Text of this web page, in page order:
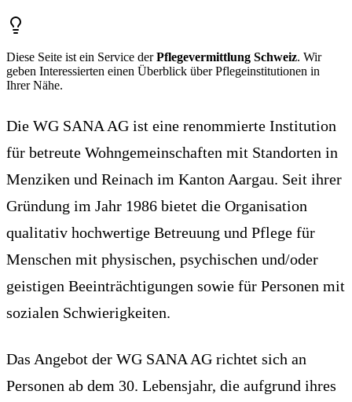
Diese Seite ist ein Service derPflegevermittlung Schweiz. Wir
geben Interessierten einen Überblick über Pflegeinstitutionen in
Ihrer Nähe.
Die WG SANA AG ist eine renommierte Institution
für betreute Wohngemeinschaften mit Standorten in
Menziken und Reinach im Kanton Aargau. Seit ihrer
Gründung im Jahr 1986 bietet die Organisation
qualitativ hochwertige Betreuung und Pflege für
Menschen mit physischen, psychischen und/oder
geistigen Beeinträchtigungen sowie für Personen mit
sozialen Schwierigkeiten.
Das Angebot der WG SANA AG richtet sich an
Personen ab dem 30. Lebensjahr, die aufgrund ihres